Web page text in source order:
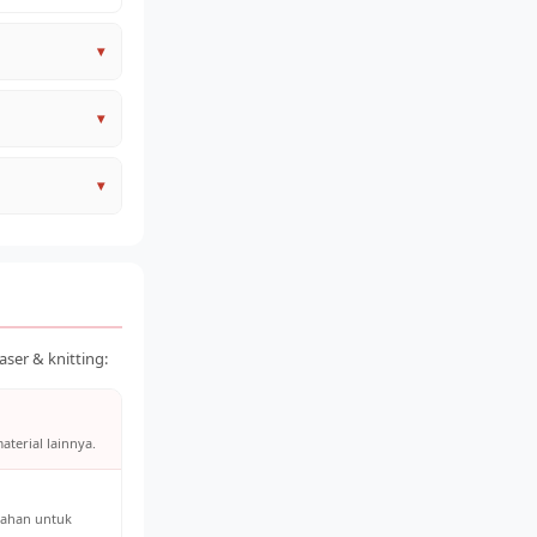
▾
▾
▾
& knitting:
lainnya.
untuk